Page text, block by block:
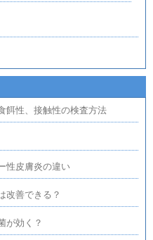
餌性、接触性の検査方法
性皮膚炎の違い
改善できる？
が効く？